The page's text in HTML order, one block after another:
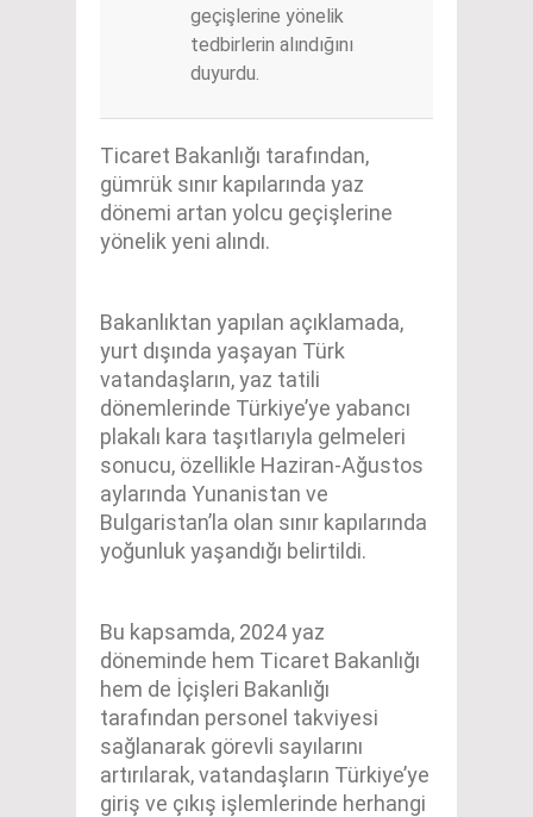
geçişlerine yönelik
tedbirlerin alındığını
duyurdu.
Ticaret Bakanlığı tarafından,
gümrük sınır kapılarında yaz
dönemi artan yolcu geçişlerine
yönelik yeni alındı.
Bakanlıktan yapılan açıklamada,
yurt dışında yaşayan Türk
vatandaşların, yaz tatili
dönemlerinde Türkiye’ye yabancı
plakalı kara taşıtlarıyla gelmeleri
sonucu, özellikle Haziran-Ağustos
aylarında Yunanistan ve
Bulgaristan’la olan sınır kapılarında
yoğunluk yaşandığı belirtildi.
Bu kapsamda, 2024 yaz
döneminde hem Ticaret Bakanlığı
hem de İçişleri Bakanlığı
tarafından personel takviyesi
sağlanarak görevli sayılarını
artırılarak, vatandaşların Türkiye’ye
giriş ve çıkış işlemlerinde herhangi